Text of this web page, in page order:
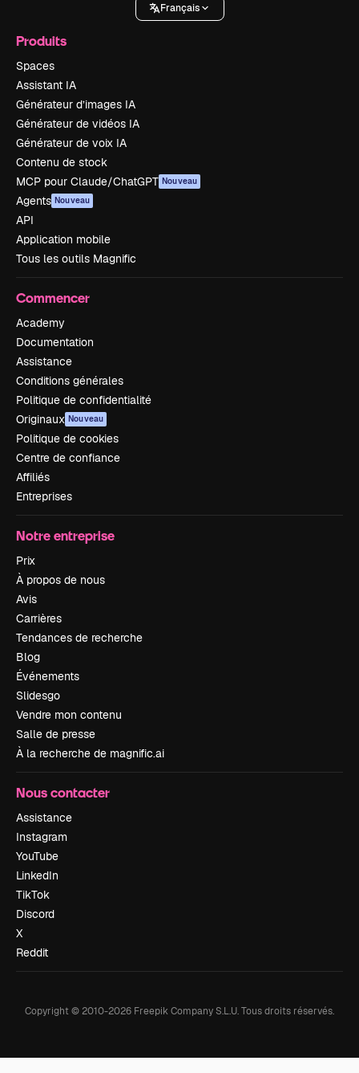
Français
Produits
Spaces
Assistant IA
Générateur d’images IA
Générateur de vidéos IA
Générateur de voix IA
Contenu de stock
MCP pour Claude/ChatGPT Nouveau
Agents Nouveau
API
Application mobile
Tous les outils Magnific
Commencer
Academy
Documentation
Assistance
Conditions générales
Politique de confidentialité
Originaux Nouveau
Politique de cookies
Centre de confiance
Affiliés
Entreprises
Notre entreprise
Prix
À propos de nous
Avis
Carrières
Tendances de recherche
Blog
Événements
Slidesgo
Vendre mon contenu
Salle de presse
À la recherche de magnific.ai
Nous contacter
Assistance
Instagram
YouTube
LinkedIn
TikTok
Discord
X
Reddit
Copyright © 2010-2026 Freepik Company S.L.U.Tous droits réservés.